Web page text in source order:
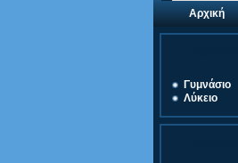
Αρχική
Γυμνάσιο
Λύκειο